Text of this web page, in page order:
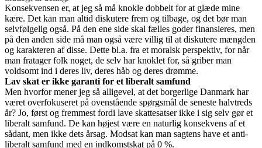
Konsekvensen er, at jeg så må knokle dobbelt for at glæde mine
kære. Det kan man altid diskutere frem og tilbage, og det bør man
selvfølgelig også. På den ene side skal fælles goder finansieres, men
på den anden side må man også være villig til at diskutere mængden
og karakteren af disse. Dette bl.a. fra et moralsk perspektiv, for når
man fratager folk noget, de selv har knoklet for, så griber man
voldsomt ind i deres liv, deres håb og deres drømme.
Lav skat er ikke garanti for et liberalt samfund
Men hvorfor mener jeg så alligevel, at det borgerlige Danmark har
været overfokuseret på ovenstående spørgsmål de seneste halvtreds
år? Jo, først og fremmest fordi lave skattesatser ikke i sig selv gør et
liberalt samfund. De kan højest være en naturlig konsekvens af et
sådant, men ikke dets årsag. Modsat kan man sagtens have et anti-
liberalt samfund med en indkomstskat på 0 %.